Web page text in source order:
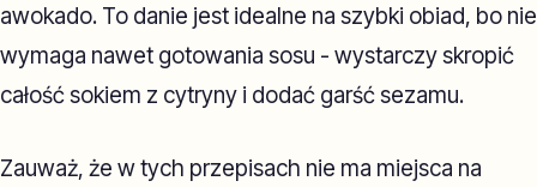
awokado. To danie jest idealne na szybki obiad, bo nie
wymaga nawet gotowania sosu - wystarczy skropić
całość sokiem z cytryny i dodać garść sezamu.
Zauważ, że w tych przepisach nie ma miejsca na